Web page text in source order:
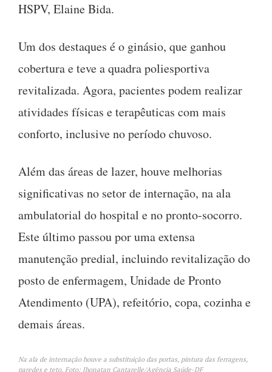
HSPV, Elaine Bida.
Um dos destaques é o ginásio, que ganhou
cobertura e teve a quadra poliesportiva
revitalizada. Agora, pacientes podem realizar
atividades físicas e terapêuticas com mais
conforto, inclusive no período chuvoso.
Além das áreas de lazer, houve melhorias
significativas no setor de internação, na ala
ambulatorial do hospital e no pronto-socorro.
Este último passou por uma extensa
manutenção predial, incluindo revitalização do
posto de enfermagem, Unidade de Pronto
Atendimento (UPA), refeitório, copa, cozinha e
demais áreas.
Na ala de internação houve a substituição das portas, pintura das ferragens,
paredes e teto. Foto: Jhonatan Cantarelle/Agência Saúde-DF